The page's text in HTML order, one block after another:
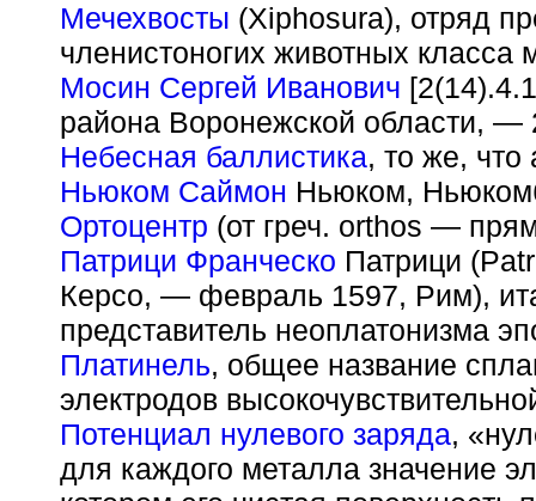
Мечехвосты (Xiphosura), отряд
членистоногих животных класса
Мосин Сергей Иванович
района Воронежской области, —
Небесная баллистика, то же, что
Ньюком Саймон Ньюком,
Ортоцентр (от греч. orthos —
Патрици Франческо Патрици
Керсо, — февраль 1597, Рим),
представитель неоплатонизма
Платинель, общее название
электродов
Потенциал нулевого заряда,
для каждого металла значение